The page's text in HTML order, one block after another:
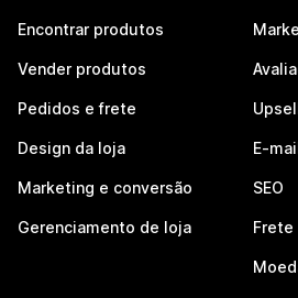
Encontrar produtos
Vender produtos
Pedidos e frete
Design da loja
Marketing e conversão
Gerenciamento de loja
E-
SEO
Frete